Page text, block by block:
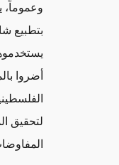
وعموماً،
بتطبيع
أضروا
لتحقيق